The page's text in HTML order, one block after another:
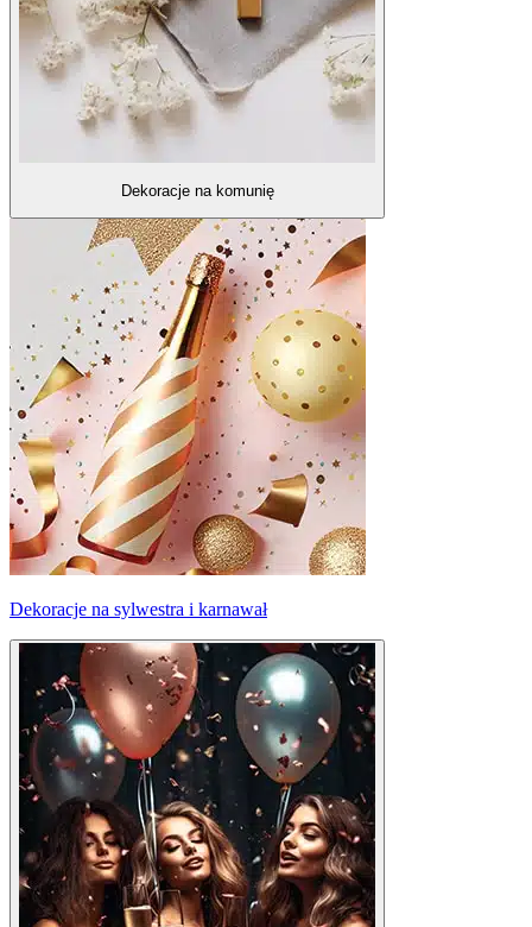
Dekoracje na komunię
Dekoracje na sylwestra i karnawał